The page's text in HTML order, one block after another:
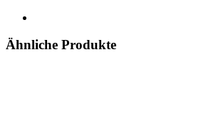
Ähnliche Produkte